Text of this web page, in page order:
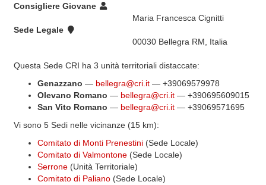
Consigliere Giovane
Maria Francesca Cignitti
Sede Legale
00030 Bellegra RM, Italia
Questa Sede CRI ha 3 unità territoriali distaccate:
Genazzano — bellegra@cri.it— +39069579978
Olevano Romano — bellegra@cri.it— +390695609015
San Vito Romano — bellegra@cri.it— +39069571695
Vi sono 5 Sedi nelle vicinanze (15 km):
Comitato di Monti Prenestini(Sede Locale)
Comitato di Valmontone(Sede Locale)
Serrone(Unità Territoriale)
Comitato di Paliano(Sede Locale)